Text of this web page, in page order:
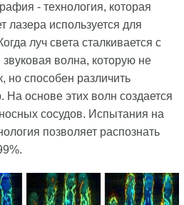
- технология, которая
лазера используется для
луч света сталкивается с
волна, которую не
но способен различить
На основе этих волн создается
сосудов. Испытания на
позволяет распознать